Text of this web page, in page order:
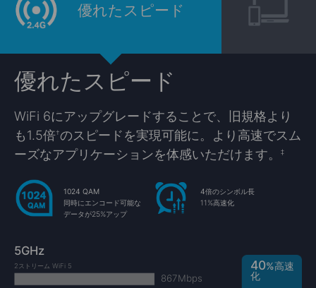
優れたスピード
優れたスピード
WiFi 6にアップグレードすることで、旧規格より
も1.5倍†のスピードを実現可能に。より高速でスム
ーズなアプリケーションを体感いただけます。
‡
1024 QAM
同時にエンコード可能な
データが25%アップ
4倍のシンボル長
11%高速化
2ストリーム WiFi 5
5GHz
40%高速
化
867Mbps